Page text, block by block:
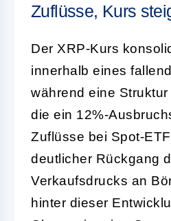
Zuflüsse, Kurs
Der XRP-Kurs
innerhalb eines
während eine
die ein 12%-
Zuflüsse bei Spot-
deutlicher Rückgang
Verkaufsdrucks an
hinter dieser